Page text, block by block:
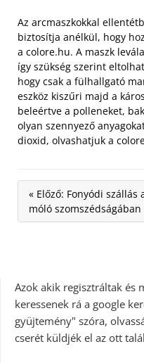
Az arcmaszkokkal
biztosítja anélkül, hogy
a colore.hu. A maszk
így szükség szerint
hogy csak a fülhallgató
eszköz kiszűri majd a
beleértve a polleneket,
olyan szennyező
dioxid, olvashatjuk a
« Előző: Fonyódi szállás
móló szomszédságában
Azok akik regisztráltak és
keressenek rá a google
gyüjtemény" szóra,
cserét küldjék el az ott